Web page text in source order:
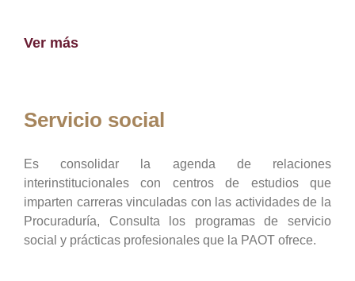
Ver más
Servicio social
Es consolidar la agenda de relaciones
interinstitucionales con centros de estudios que
imparten carreras vinculadas con las actividades de la
Procuraduría, Consulta los programas de servicio
social y prácticas profesionales que la PAOT ofrece.